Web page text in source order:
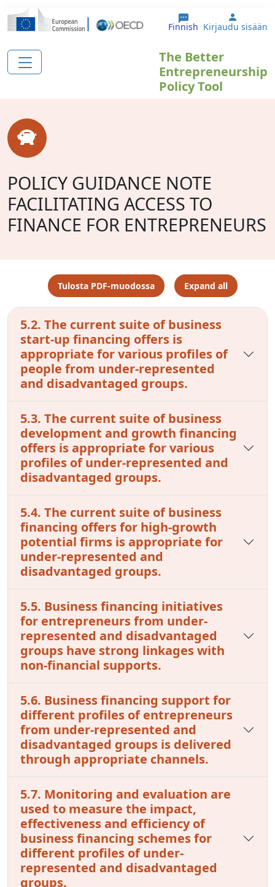
Hyppää pääsisältöön
Finnish User
Kirjaudu sisään
The Better
Entrepreneurship
Policy Tool
POLICY GUIDANCE NOTE
FACILITATING ACCESS TO
FINANCE FOR ENTREPRENEURS
Tulosta PDF-muodossa Expand all
5.2. The current suite of business
start-up financing offers is
appropriate for various profiles of
people from under-represented
and disadvantaged groups.
5.3. The current suite of business
development and growth financing
offers is appropriate for various
profiles of under-represented and
disadvantaged groups.
5.4. The current suite of business
financing offers for high-growth
potential firms is appropriate for
under-represented and
disadvantaged groups.
5.5. Business financing initiatives
for entrepreneurs from under-
represented and disadvantaged
groups have strong linkages with
non-financial supports.
5.6. Business financing support for
different profiles of entrepreneurs
from under-represented and
disadvantaged groups is delivered
through appropriate channels.
5.7. Monitoring and evaluation are
used to measure the impact,
effectiveness and efficiency of
business financing schemes for
different profiles of under-
represented and disadvantaged
groups.